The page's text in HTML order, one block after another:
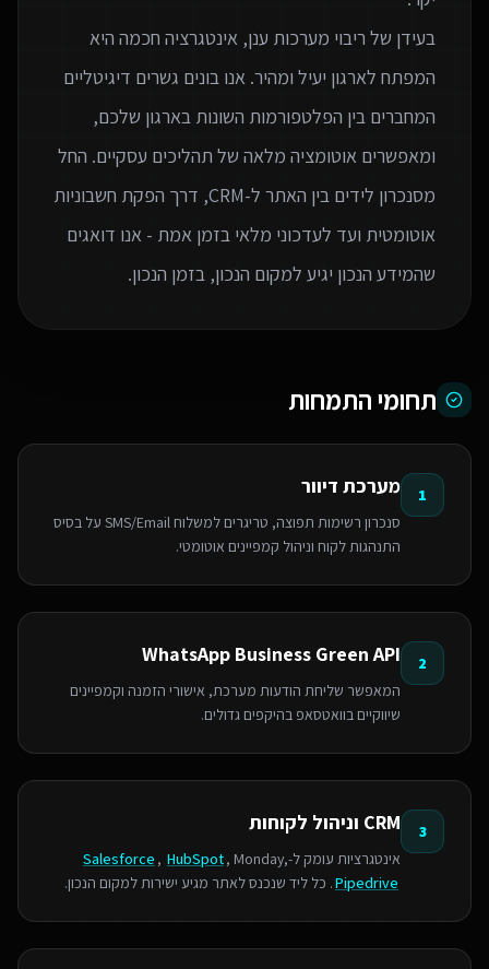
בעידן של ריבוי מערכות ענן, אינטגרציה חכמה היא
המפתח לארגון יעיל ומהיר. אנו בונים גשרים דיגיטליים
המחברים בין הפלטפורמות השונות בארגון שלכם,
ומאפשרים אוטומציה מלאה של תהליכים עסקיים. החל
מסנכרון לידים בין האתר ל-CRM, דרך הפקת חשבוניות
אוטומטית ועד לעדכוני מלאי בזמן אמת - אנו דואגים
שהמידע הנכון יגיע למקום הנכון, בזמן הנכון.
תחומי התמחות
1 מערכת דיוור
סנכרון רשימות תפוצה, טריגרים למשלוח SMS/Email על בסיס
התנהגות לקוח וניהול קמפיינים אוטומטי.
2
WhatsApp Business Green API
המאפשר שליחת הודעות מערכת, אישורי הזמנה וקמפיינים
שיווקיים בוואטסאפ בהיקפים גדולים.
3 CRM וניהול לקוחות
אינטגרציות עומק ל- Salesforce , HubSpot, Monday,
Pipedrive. כל ליד שנכנס לאתר מגיע ישירות למקום הנכון.